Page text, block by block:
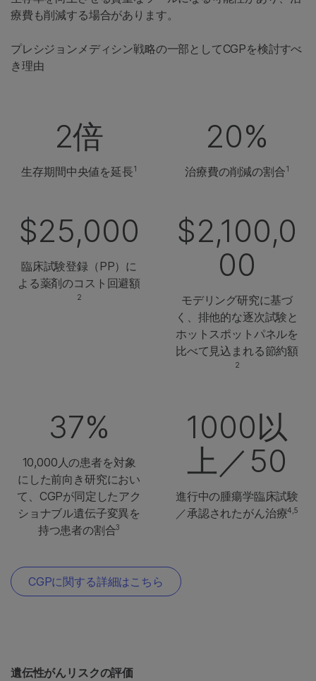
療費も削減する場合があります。
プレシジョンメディシン戦略の一部としてCGPを検討すべ
き理由
2倍
生存期間中央値を延長1
20%
治療費の削減の割合1
$25,000
臨床試験登録（PP）に
よる薬剤のコスト回避額
2
$2,100,0
00
モデリング研究に基づ
く、排他的な逐次試験と
ホットスポットパネルを
比べて見込まれる節約額
2
37%
10,000人の患者を対象
にした前向き研究におい
て、CGPが同定したアク
ショナブル遺伝子変異を
持つ患者の割合3
1000以
上／50
進行中の腫瘍学臨床試験
／承認されたがん治療4,5
CGPに関する詳細はこちら
遺伝性がんリスクの評価